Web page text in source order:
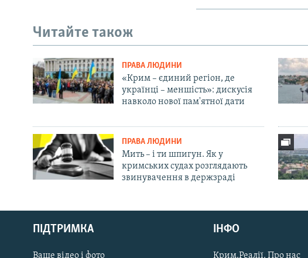
Русский
Qırımtatar
Читайте також
ПРАВА ЛЮДИНИ
«Крим – єдиний регіон, де
українці – меншість»: дискусія
навколо нової пам'ятної дати
ПРАВА ЛЮДИНИ
Мить – і ти шпигун. Як у
кримських судах розглядають
звинувачення в держзраді
ПІДТРИМКА
Ваше відео і фото
ІНФО
Крим.Реалії. Про нас